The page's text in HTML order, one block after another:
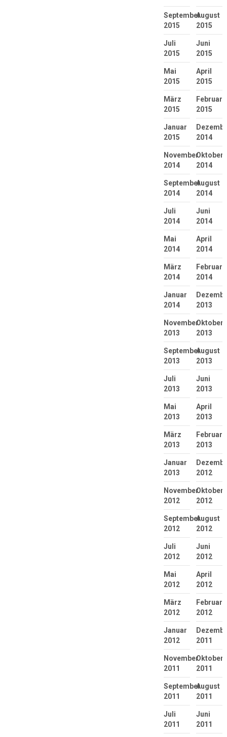
September
2015
August
2015
Juli
2015
Juni
2015
Mai
2015
April
2015
März
2015
Februar
2015
Januar
2015
2014
November
2014
Oktober
2014
September
2014
August
2014
Juli
2014
Juni
2014
Mai
2014
April
2014
März
2014
Februar
2014
Januar
2014
2013
November
2013
Oktober
2013
September
2013
August
2013
Juli
2013
Juni
2013
Mai
2013
April
2013
März
2013
Februar
2013
Januar
2013
2012
November
2012
Oktober
2012
September
2012
August
2012
Juli
2012
Juni
2012
Mai
2012
April
2012
März
2012
Februar
2012
Januar
2012
2011
November
2011
Oktober
2011
September
2011
August
2011
Juli
2011
Juni
2011